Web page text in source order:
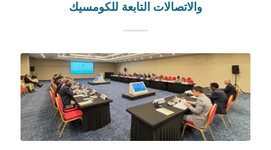
والاتصالات التابعة للكومسيك